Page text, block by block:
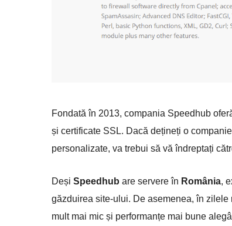
Fondată în 2013, compania Speedhub
și certificate SSL. Dacă dețineți o
personalizate, va trebui să vă îndreptați
Deși Speedhub are servere în România,
găzduirea site-ului. De asemenea, în
mult mai mic și performanțe mai bune